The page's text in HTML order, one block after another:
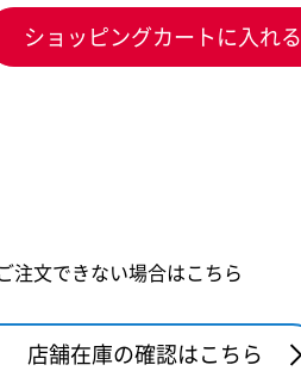
ショッピングカートに入れる
注文できない場合はこちら
店舗在庫の確認はこちら